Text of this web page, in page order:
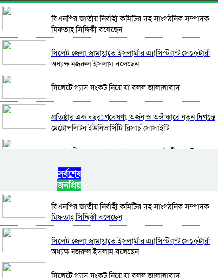
বিএনপির জাতীয় নির্বাহী কমিটির সহ সাংগঠনিক সম্পাদক
মিফতাহ্ সিদ্দিকী বলেছেন
সিলেট জেলা জামায়াতে ইসলামীর এ্যাসিস্ট্যান্ট সেক্রেটারী
অধ্যক্ষ নজরুল ইসলাম বলেছেন
সিলেটে গ্যাস সংকট নিয়ে যা বলল জালালাবাদ
প্রতিষ্ঠার এক বছর: গবেষণা, অর্জন ও অঙ্গীকারে নতুন দিগন্তে
মেট্রোপলিটন ইউনিভার্সিটি রিসার্চ সোসাইটি
জেলা পরিষদের প্রশাসক আবুল কাহের চৌধুরী জুলাই
সিলেট মহানগর ছাত্রশিবিরের মিছিল সম্পন্ন
ধরিত্রী রক্ষায় আমরা’র উদ্যোগে সিলেটে বৃক্ষ রোপনের
কর্মসূচি পালন
সিলেটে সড়ক দু*র্ঘ*ট*নায় প্রাণ গেল যুবকের
সর্বশেষ
জনপ্রিয়
বিএনপির জাতীয় নির্বাহী কমিটির সহ সাংগঠনিক সম্পাদক
মিফতাহ্ সিদ্দিকী বলেছেন
সিলেট জেলা জামায়াতে ইসলামীর এ্যাসিস্ট্যান্ট সেক্রেটারী
অধ্যক্ষ নজরুল ইসলাম বলেছেন
সিলেটে গ্যাস সংকট নিয়ে যা বলল জালালাবাদ